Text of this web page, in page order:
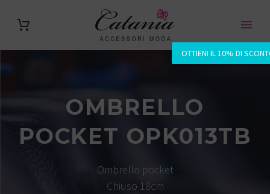
OTTIENI IL 10% DI
OMBRELLO
POCKET OPK013TB
Ombrello pocket
Chiuso 18cm